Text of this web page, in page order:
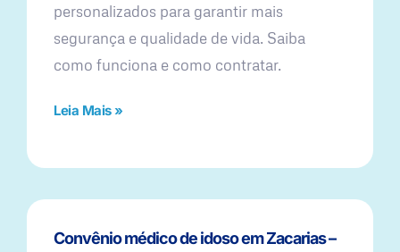
personalizados para garantir mais
segurança e qualidade de vida. Saiba
como funciona e como contratar.
Leia Mais »
Convênio médico de idoso em Zacarias –